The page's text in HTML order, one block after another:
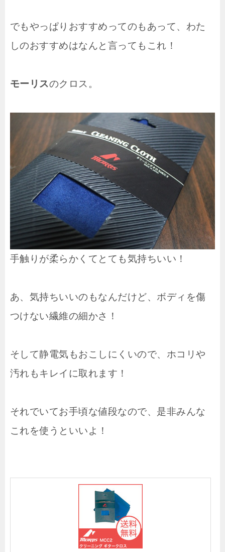
でもやっぱりおすすめってのもあって、わた
しのおすすめはなんと言ってもこれ！
モーリスのクロス。
手触りが柔らかくてとても気持ちいい！
あ、気持ちいいのもなんだけど、ボディを傷
つけない繊維の細かさ！
そして静電気もおこしにくいので、ホコリや
汚れもキレイに取れます！
それでいてお手頃な値段なので、是非みんな
これを使うといいよ！